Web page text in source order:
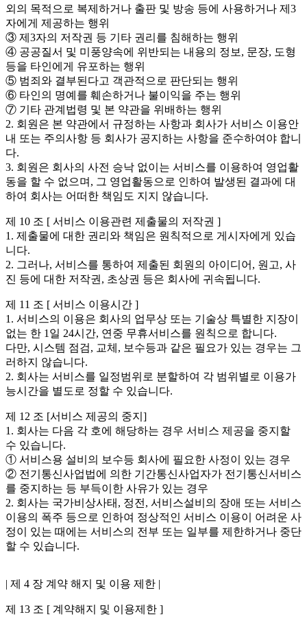
외의 목적으로 복제하거나 출판 및 방송 등에 사용하거나 제3
자에게 제공하는 행위
③ 제3자의 저작권 등 기타 권리를 침해하는 행위
④ 공공질서 및 미풍양속에 위반되는 내용의 정보, 문장, 도형
등을 타인에게 유포하는 행위
⑤ 범죄와 결부된다고 객관적으로 판단되는 행위
⑥ 타인의 명예를 훼손하거나 불이익을 주는 행위
⑦ 기타 관계법령 및 본 약관을 위배하는 행위
2. 회원은 본 약관에서 규정하는 사항과 회사가 서비스 이용안
내 또는 주의사항 등 회사가 공지하는 사항을 준수하여야 합니
다.
3. 회원은 회사의 사전 승낙 없이는 서비스를 이용하여 영업활
동을 할 수 없으며, 그 영업활동으로 인하여 발생된 결과에 대
하여 회사는 어떠한 책임도 지지 않습니다.
제 10 조 [ 서비스 이용관련 제출물의 저작권 ]
1. 제출물에 대한 권리와 책임은 원칙적으로 게시자에게 있습
니다.
2. 그러나, 서비스를 통하여 제출된 회원의 아이디어, 원고, 사
진 등에 대한 저작권, 초상권 등은 회사에 귀속됩니다.
제 11 조 [ 서비스 이용시간 ]
1. 서비스의 이용은 회사의 업무상 또는 기술상 특별한 지장이
없는 한 1일 24시간, 연중 무휴서비스를 원칙으로 합니다.
다만, 시스템 점검, 교체, 보수등과 같은 필요가 있는 경우는 그
러하지 않습니다.
2. 회사는 서비스를 일정범위로 분할하여 각 범위별로 이용가
능시간을 별도로 정할 수 있습니다.
제 12 조 [서비스 제공의 중지]
1. 회사는 다음 각 호에 해당하는 경우 서비스 제공을 중지할
수 있습니다.
① 서비스용 설비의 보수등 회사에 필요한 사정이 있는 경우
② 전기통신사업법에 의한 기간통신사업자가 전기통신서비스
를 중지하는 등 부득이한 사유가 있는 경우
2. 회사는 국가비상사태, 정전, 서비스설비의 장애 또는 서비스
이용의 폭주 등으로 인하여 정상적인 서비스 이용이 어려운 사
정이 있는 때에는 서비스의 전부 또는 일부를 제한하거나 중단
할 수 있습니다.
| 제 4 장 계약 해지 및 이용 제한 |
제 13 조 [ 계약해지 및 이용제한 ]